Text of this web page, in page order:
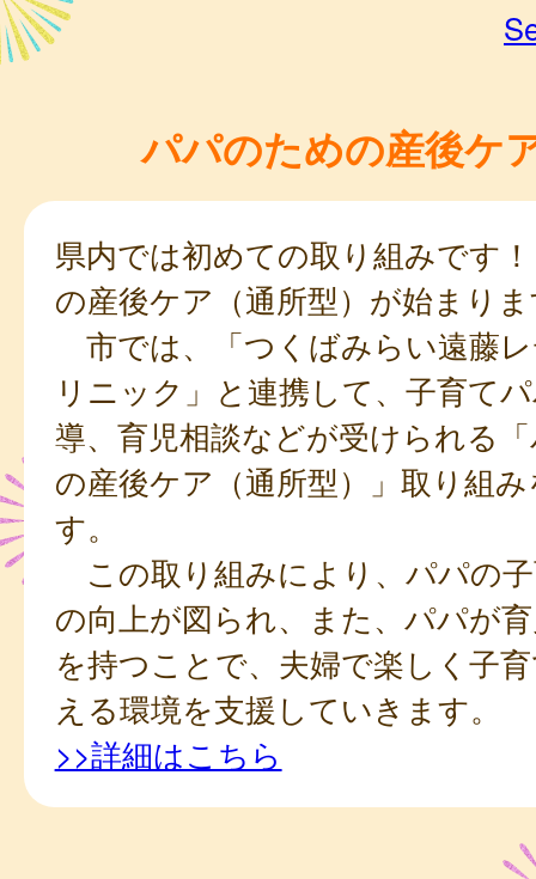
パパのための産後ケ
県内では初めての取り組みです
の産後ケア（通所型）が始まり
市では、「つくばみらい遠藤
リニック」と連携して、子育て
導、育児相談などが受けられる
の産後ケア（通所型）」取り組
す。
この取り組みにより、パパの
の向上が図られ、また、パパが
を持つことで、夫婦で楽しく子
える環境を支援していきます。
>>詳細はこちら